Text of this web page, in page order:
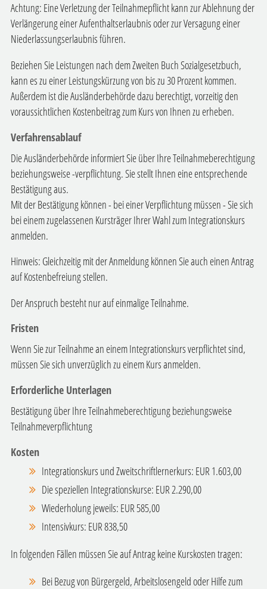
Achtung: Eine Verletzung der Teilnahmepflicht kann zur Ablehnung der
Verlängerung einer Aufenthaltserlaubnis oder zur Versagung einer
Niederlassungserlaubnis führen.
Beziehen Sie Leistungen nach dem Zweiten Buch Sozialgesetzbuch,
kann es zu einer Leistungskürzung von bis zu 30 Prozent kommen.
Außerdem ist die Ausländerbehörde dazu berechtigt, vorzeitig den
voraussichtlichen Kostenbeitrag zum Kurs von Ihnen zu erheben.
Verfahrensablauf
Die Ausländerbehörde informiert Sie über Ihre Teilnahmeberechtigung
beziehungsweise -verpflichtung. Sie stellt Ihnen eine entsprechende
Bestätigung aus.
Mit der Bestätigung können - bei einer Verpflichtung müssen - Sie sich
bei einem zugelassenen Kursträger Ihrer Wahl zum Integrationskurs
anmelden.
Hinweis: Gleichzeitig mit der Anmeldung können Sie auch einen Antrag
auf Kostenbefreiung stellen.
Der Anspruch besteht nur auf einmalige Teilnahme.
Fristen
Wenn Sie zur Teilnahme an einem Integrationskurs verpflichtet sind,
müssen Sie sich unverzüglich zu einem Kurs anmelden.
Erforderliche Unterlagen
Bestätigung über Ihre Teilnahmeberechtigung beziehungsweise
Teilnahmeverpflichtung
Kosten
Integrationskurs und Zweitschriftlernerkurs: EUR 1.603,00
Die speziellen Integrationskurse: EUR 2.290,00
Wiederholung jeweils: EUR 585,00
Intensivkurs: EUR 838,50
In folgenden Fällen müssen Sie auf Antrag keine Kurskosten tragen:
Bei Bezug von Bürgergeld, Arbeitslosengeld oder Hilfe zum